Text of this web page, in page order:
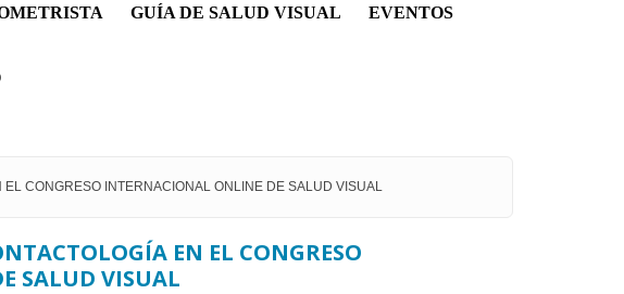
GUÍA DE SALUD VISUAL EVENTOS
CONGRESO INTERNACIONAL ONLINE DE SALUD VISUAL
EN EL CONGRESO
SALUD VISUAL